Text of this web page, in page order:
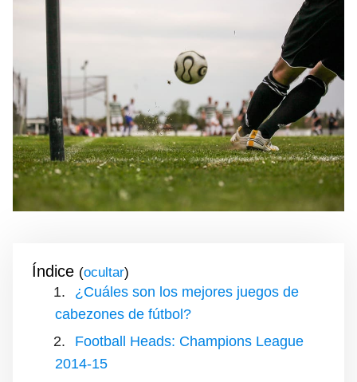
Índice ( )
¿Cuáles son los mejores juegos de
cabezones de fútbol?
Football Heads: Champions League
2014-15